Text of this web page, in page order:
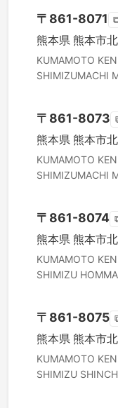
〒 861-8071
熊本県 熊本市
KUMAMOTO KEN
SHIMIZUMACHI
〒 861-8073
熊本県 熊本市
KUMAMOTO KEN
SHIMIZUMACHI
〒 861-8074
熊本県 熊本市
KUMAMOTO KEN
SHIMIZU
〒 861-8075
熊本県 熊本市
KUMAMOTO KEN
SHIMIZU